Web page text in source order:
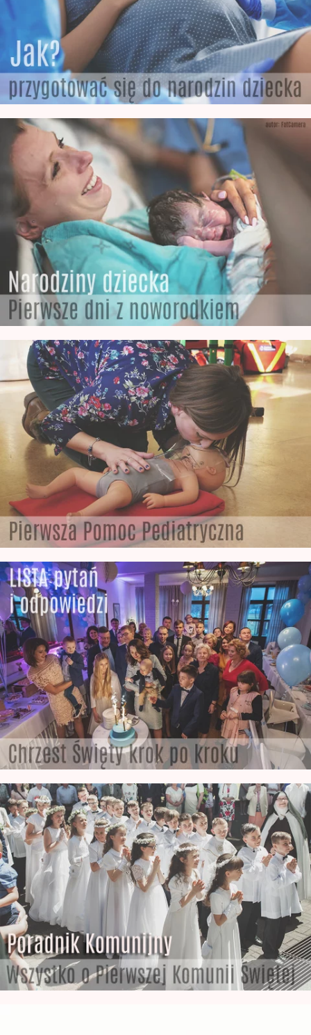
Jak wygląda noworodek po Urodzeniu
wyszkolony Fotograf Noworodkowy